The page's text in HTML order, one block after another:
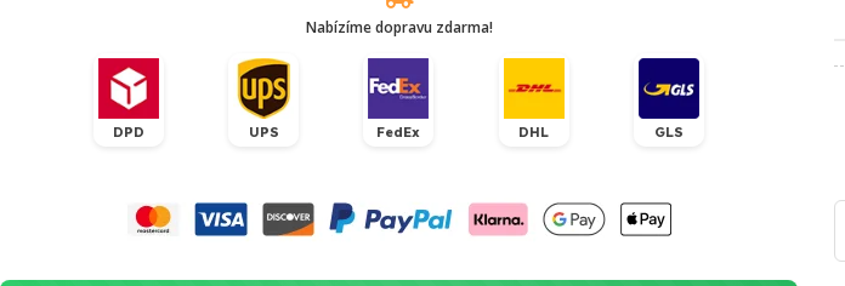
Nabízíme dopravu zdarma!
DPD UPS FedEx DHL GLS